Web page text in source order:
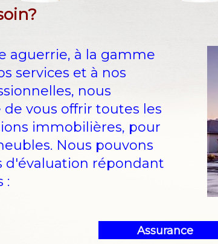
aguerrie, à la gamme
services et à nos
nous
vous offrir toutes les
immobilières, pour
Nous pouvons
d'évaluation répondant
:
Assurance